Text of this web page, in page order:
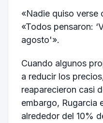
«Nadie quiso verse
«Todos pensaron:
agosto'».
Cuando algunos
a reducir los
reaparecieron casi
embargo, Rugarcia
alrededor del 10%